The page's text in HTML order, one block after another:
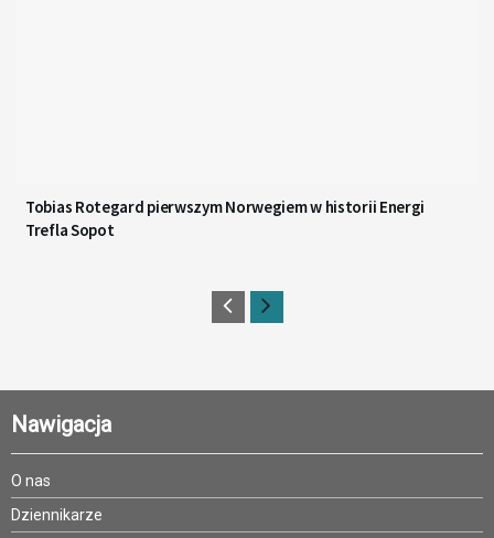
Tobias Rotegard pierwszym Norwegiem w historii Energi
Trefla Sopot
Nawigacja
O nas
Dziennikarze